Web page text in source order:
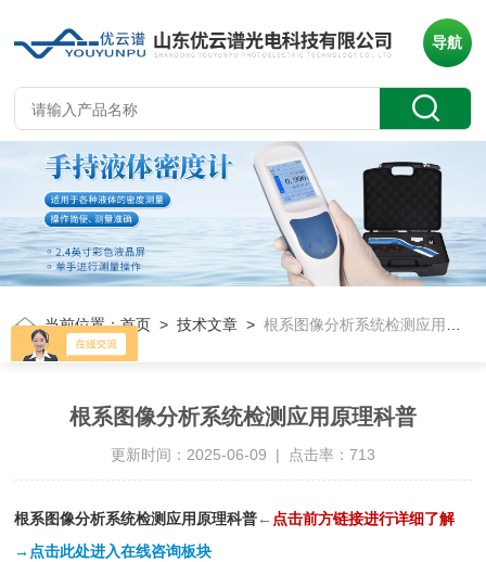
导航
当前位置：首页 >技术文章 >根系图像分析系统检测应用原理科普
根系图像分析系统检测应用原理科普
更新时间：2025-06-09 | 点击率：713
根系图像分析系统检测应用原理科普← 点击前方链接进行详细了解
→点击此处进入在线咨询板块